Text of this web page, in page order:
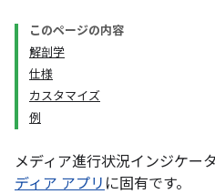
このページの内容
解剖学
仕様
カスタマイズ
例
メディア進行状況インジケー
ディア アプリ に固有です。